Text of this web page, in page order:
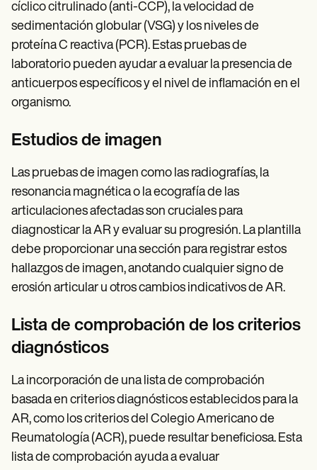
cíclico citrulinado (anti-CCP), la velocidad de
sedimentación globular (VSG) y los niveles de
proteína C reactiva (PCR). Estas pruebas de
laboratorio pueden ayudar a evaluar la presencia de
anticuerpos específicos y el nivel de inflamación en el
organismo.
Estudios de imagen
Las pruebas de imagen como las radiografías, la
resonancia magnética o la ecografía de las
articulaciones afectadas son cruciales para
diagnosticar la AR y evaluar su progresión. La plantilla
debe proporcionar una sección para registrar estos
hallazgos de imagen, anotando cualquier signo de
erosión articular u otros cambios indicativos de AR.
Lista de comprobación de los criterios
diagnósticos
La incorporación de una lista de comprobación
basada en criterios diagnósticos establecidos para la
AR, como los criterios del Colegio Americano de
Reumatología (ACR), puede resultar beneficiosa. Esta
lista de comprobación ayuda a evaluar